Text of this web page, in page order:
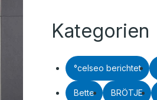
Kategorien
°celseo berichtet
Bette BRÖTJE